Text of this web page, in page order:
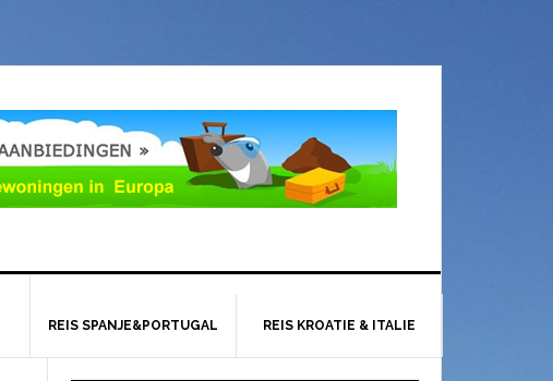
REIS SPANJE&PORTUGAL REIS KROATIE & ITALIE